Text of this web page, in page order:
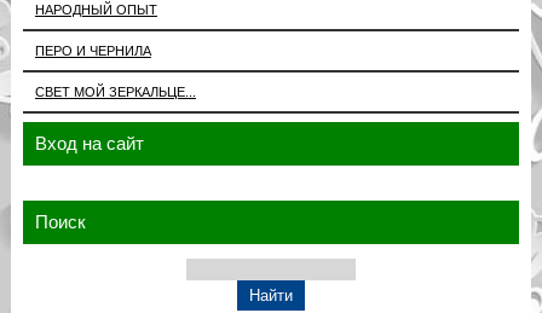
НАРОДНЫЙ ОПЫТ
ПЕРО И ЧЕРНИЛА
СВЕТ МОЙ ЗЕРКАЛЬЦЕ...
Вход на сайт
Поиск